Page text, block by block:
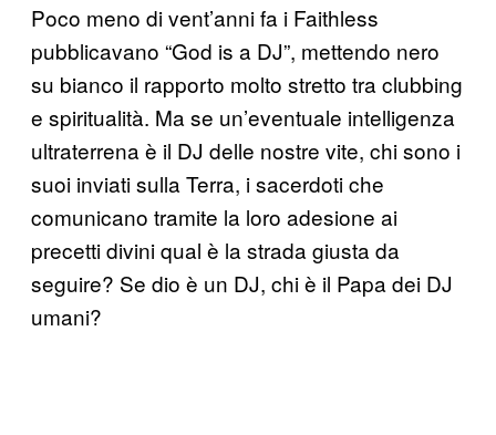
Poco meno di vent’anni fa i Faithless
pubblicavano “God is a DJ”, mettendo nero
su bianco il rapporto molto stretto tra clubbing
e spiritualità. Ma se un’eventuale intelligenza
ultraterrena è il DJ delle nostre vite, chi sono i
suoi inviati sulla Terra, i sacerdoti che
comunicano tramite la loro adesione ai
precetti divini qual è la strada giusta da
seguire? Se dio è un DJ, chi è il Papa dei DJ
umani?